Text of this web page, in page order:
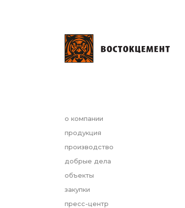
о компании
продукция
производство
добрые дела
объекты
закупки
пресс-центр